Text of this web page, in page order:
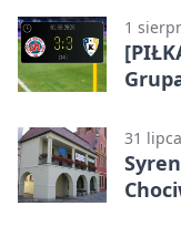
1
31